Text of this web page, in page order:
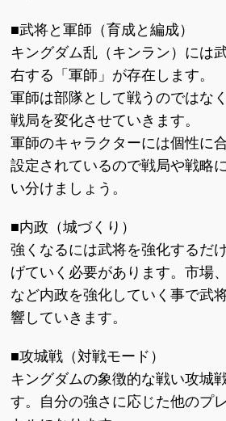
■武将と軍師（育成と編成）
キングダム乱（キンラン）には
右する「軍師」が存在します。
軍師は部隊として戦うのではな
戦局を変化させていきます。
軍師のキャラクターには個性に
設定されているので戦局や戦略
い分けましょう。
■内政（城づくり）
強くなるには武将を強化するだ
げていく必要があります。市場
など内政を強化していく事で武
響していきます。
■攻城戦（対戦モード）
キングダムの象徴的な戦い攻城
す。自分の強さに応じた他のプ